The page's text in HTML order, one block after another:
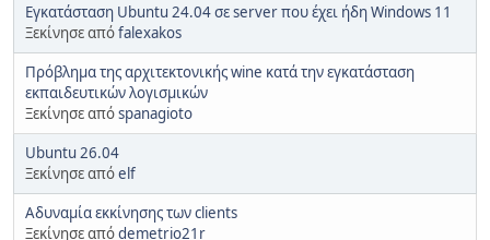
Εγκατάσταση Ubuntu 24.04 σε server που έχει ήδη Windows 11
Ξεκίνησε απόfalexakos
Πρόβλημα της αρχιτεκτονικής wine κατά την εγκατάσταση
εκπαιδευτικών λογισμικών
Ξεκίνησε απόspanagioto
Ubuntu 26.04
Ξεκίνησε απόelf
Αδυναμία εκκίνησης των clients
Ξεκίνησε απόdemetrio21r